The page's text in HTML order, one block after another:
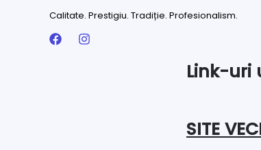
Calitate. Prestigiu. Tradiție. Profesionalism.
Link-uri
SITE